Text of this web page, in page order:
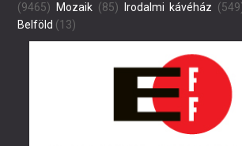
(9465)
Mozaik (85) Irodalmi kávéház
Belföld (13)